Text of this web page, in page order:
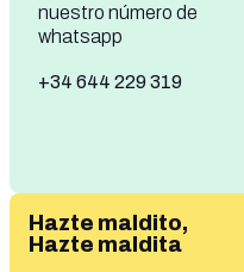
nuestro número de
whatsapp
+34 644 229 319
Hazte maldito,
Hazte maldita